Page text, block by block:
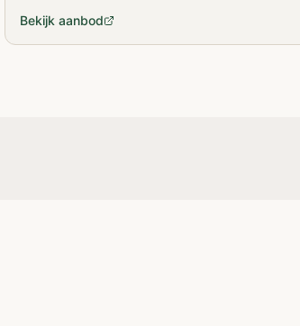
Bekijk aanbod